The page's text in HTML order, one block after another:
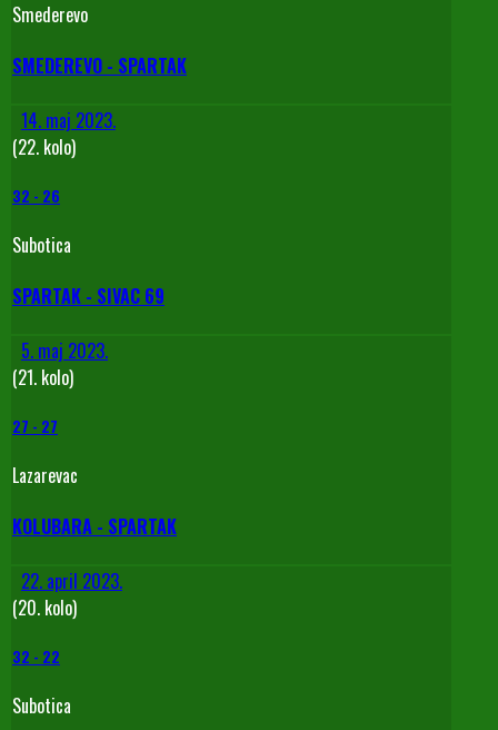
Smederevo
SMEDEREVO - SPARTAK
14. maj 2023.
(22. kolo)
32 - 26
Subotica
SPARTAK - SIVAC 69
5. maj 2023.
(21. kolo)
27 - 27
Lazarevac
KOLUBARA - SPARTAK
22. april 2023.
(20. kolo)
32 - 22
Subotica